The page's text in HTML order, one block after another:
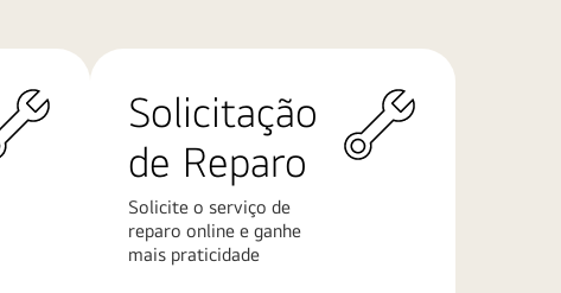
Solicitação
de Reparo
Solicite o serviço de
reparo online e ganhe
mais praticidade